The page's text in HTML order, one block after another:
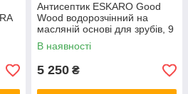
Антисептик ESKARO Good
Wood водорозчінний на
масляній основі для зрубів, 9
л
В наявності
5 250 ₴